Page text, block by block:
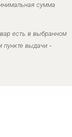
сумма
есть в выбранном
пункте выдачи -